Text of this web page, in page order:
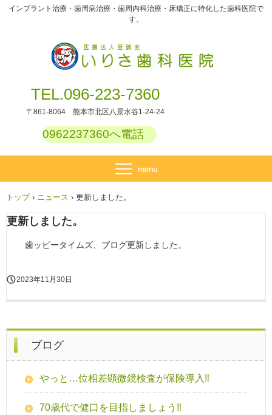
インプラント治療・歯周病治療・歯周内科治療・床矯正に特化した歯科医院で
す。
TEL.096-223-7360
〒861-8064 熊本市北区八景水谷1-24-24
0962237360へ電話
トップ › ニュース › 更新しました。
更新しました。
歯ッピータイムズ、ブログ更新しました。
2023年11月30日
ブログ
やっと…位相差顕微鏡検査が保険導入‼
70歳代で健口を目指しましょう‼